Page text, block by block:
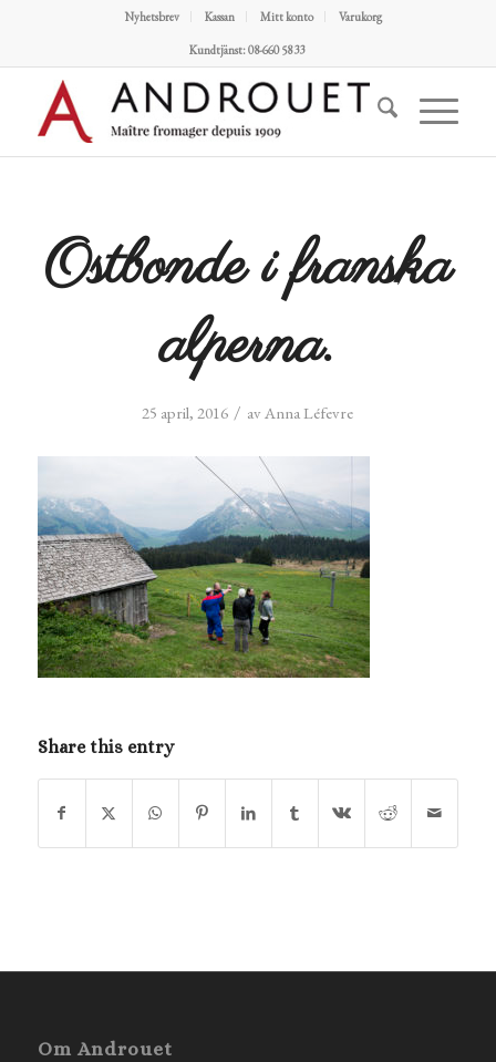
Nyhetsbrev Kassan Mitt konto Varukorg
Kundtjänst: 08-660 58 33
Ostbonde i franska
alperna.
25 april, 2016 / avAnna Léfevre
Share this entry
Om Androuet